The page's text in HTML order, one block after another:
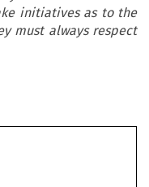
initiatives as to the
must always respect